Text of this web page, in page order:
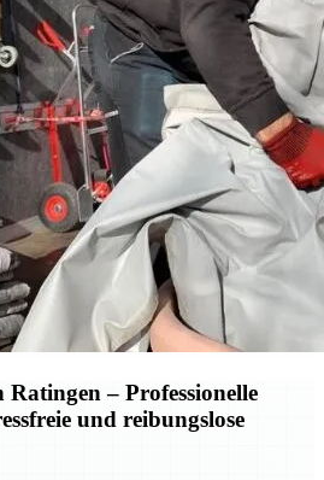
– Professionelle
und reibungslose